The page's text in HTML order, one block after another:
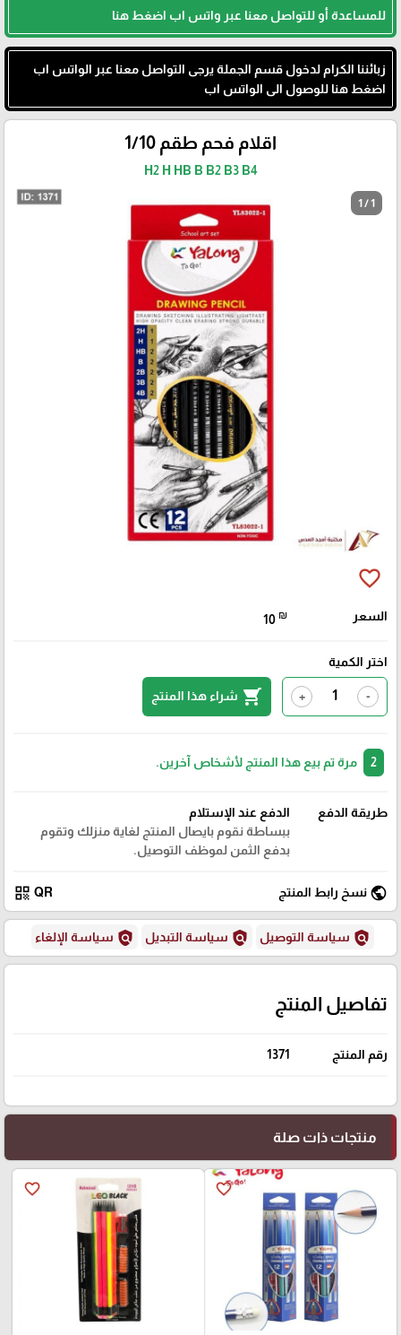
للمساعدة أو للتواصل معنا عبر واتس اب اضغط هنا
زبائننا الكرام لدخول قسم الجملة يرجى التواصل معنا عبر الواتس اب
اضغط هنا للوصول الى الواتس اب
اقلام فحم طقم 1/10
H2 H HB B B2 B3 B4
1 / 1
favorite_border
السعر 10 ₪
اختر الكمية
-
+
shopping_cart شراء هذا المنتج
مرة تم بيع هذا المنتج لأشخاص آخرين.
طريقة الدفع
الدفع عند الإستلام
ببساطة نقوم بايصال المنتج لغاية منزلك وتقوم
بدفع الثمن لموظف التوصيل.
public نسخ رابط المنتج QR
qr_code
policy سياسة التوصيل policy سياسة التبديل policy سياسة الإلغاء
تفاصيل المنتج
رقم المنتج 1371
منتجات ذات صلة
favorite_border
favorite_border